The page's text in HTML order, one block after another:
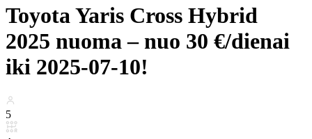
Toyota Yaris Cross Hybrid
2025 nuoma – nuo 30 €/dienai
iki 2025-07-10!
5